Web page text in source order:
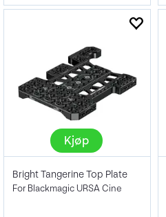
Kjøp
Bright Tangerine Top Plate
For Blackmagic URSA Cine